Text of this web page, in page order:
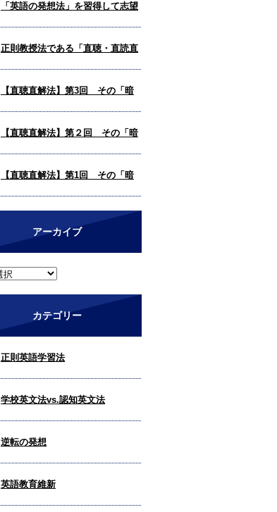
「英語の発想法」を習得して志望
校合格を掴み取ろう！
正則教授法である「直聴・直読直
解法」とは？
【直聴直解法】第3回 その「暗
号解読」、いつまで続けますか？
（完結編）
【直聴直解法】第２回 その「暗
号解読」、いつまで続けますか？
【直聴直解法】第1回 その「暗
号解読」、いつまで続けますか？
アーカイブ
カテゴリー
正則英語学習法
学校英文法vs.認知英文法
逆転の発想
英語教育維新